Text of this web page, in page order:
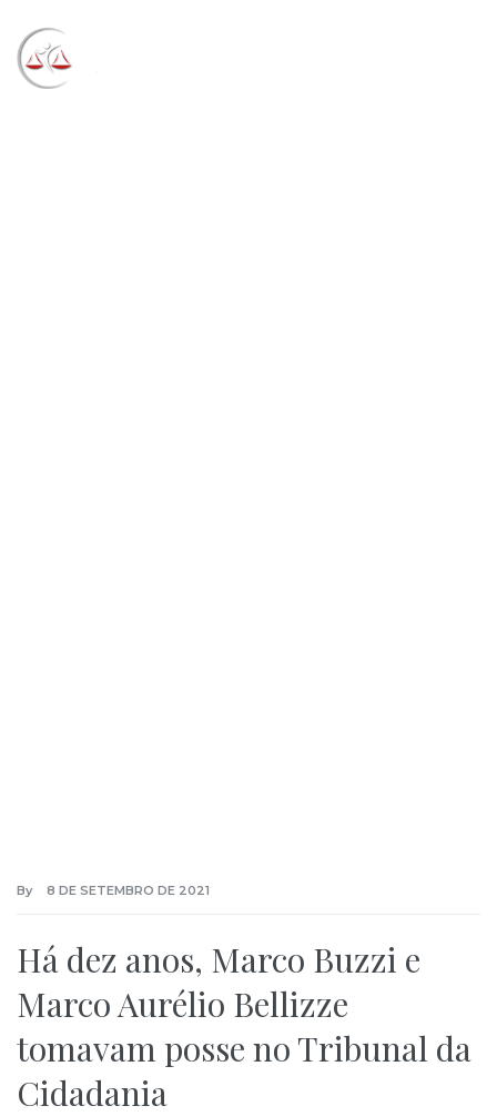
By 8 DE SETEMBRO DE 2021
Há dez anos, Marco Buzzi e
Marco Aurélio Bellizze
tomavam posse no Tribunal da
Cidadania